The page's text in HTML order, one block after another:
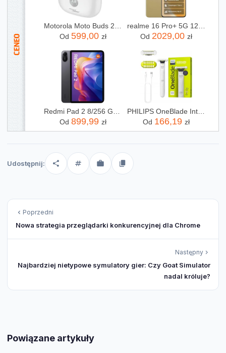
Od 599,00 zł
Od 2029,00 zł
Od 899,99 zł
PHILIPS OneBlade Intimate QP1924/22
Od 166,19 zł
Udostępnij:
Poprzedni
Nowa strategia przeglądarki konkurencyjnej dla Chrome
Następny
Najbardziej nietypowe symulatory gier: Czy Goat Simulator
nadal króluje?
Powiązane artykuły